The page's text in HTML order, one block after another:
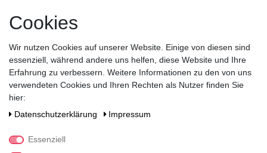
Hersteller / Importeur
Noch sind keine Bewertungen vorhanden.
Cookies
Wir nutzen Cookies auf unserer Website. Einige von diesen sind
essenziell, während andere uns helfen, diese Website und Ihre
Erfahrung zu verbessern. Weitere Informationen zu den von uns
verwendeten Cookies und Ihren Rechten als Nutzer finden Sie
hier:
Daten­schutz­erklärung
Impressum
Essenziell